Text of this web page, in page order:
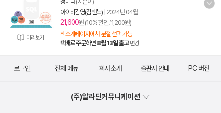
미리보기
정미나(지은이)
아이비김영(김앤북) 2024년 04월
21,600원 (10% 할인 / 1,200원)
책소개페이지에서 분철 선택 가능
택배로 주문하면 8월 13일 출고 변경
로그인 전체 메뉴 회사 소개 출판사 안내 PC 버전
(주)알라딘커뮤니케이션